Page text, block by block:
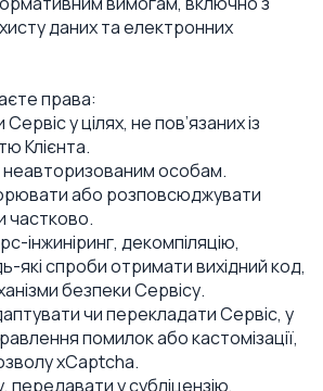
даних та електронних
права:
у цілях, не пов’язаних із
Клієнта.
особам.
або розповсюджувати
частково.
інжиніринг, декомпіляцію,
які спроби отримати вихідний код,
безпеки Сервісу.
чи перекладати Сервіс, у
помилок або кастомізації,
xCaptcha.
передавати у субліцензію,